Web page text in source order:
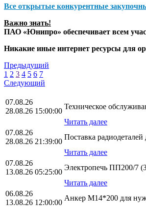
Все открытые конкурентные
Важно знать!
ПАО «Юнипро» обеспечивает всем
Никакие иные интернет ресурсы для
Предыдущий
1 2 3 4 5 6 7
Следующий
07.08.26
28.08.26 15:00:00
Техническое
Читать далее
07.08.26
28.08.26 21:39:00
Поставка
Читать далее
07.08.26
13.08.26 05:25:00
Электропечь ПП200/7
Читать далее
06.08.26
13.08.26 12:00:00
Анкер М14*200 для